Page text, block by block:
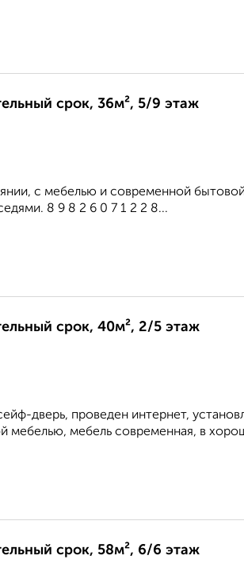
срок, 36м², 5/9 этаж
с мебелью и современной
8 9 8 2 6 0 7 1 2 2 8...
срок, 40м², 2/5 этаж
дверь, проведен интернет,
мебелью, мебель современная, в
срок, 58м², 6/6 этаж